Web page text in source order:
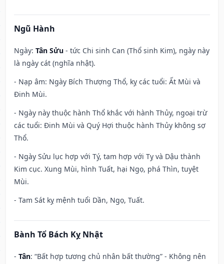
Ngũ Hành
Ngày: Tân Sửu - tức Chi sinh Can (Thổ sinh Kim), ngày này
là ngày cát (nghĩa nhật).
- Nạp âm: Ngày Bích Thượng Thổ, kỵ các tuổi: Ất Mùi và
Đinh Mùi.
- Ngày này thuộc hành Thổ khắc với hành Thủy, ngoại trừ
các tuổi: Đinh Mùi và Quý Hợi thuộc hành Thủy không sợ
Thổ.
- Ngày Sửu lục hợp với Tý, tam hợp với Tỵ và Dậu thành
Kim cục. Xung Mùi, hình Tuất, hại Ngọ, phá Thìn, tuyệt
Mùi.
- Tam Sát kỵ mệnh tuổi Dần, Ngọ, Tuất.
Bành Tổ Bách Kỵ Nhật
- Tân: “Bất hợp tương chủ nhân bất thường” - Không nên